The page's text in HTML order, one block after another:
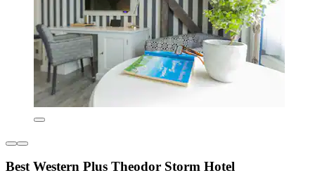
Best Western Plus Theodor Storm Hotel